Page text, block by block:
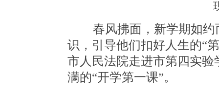
春风拂面，新学期如约
识，引导他们扣好人生的“
市人民法院走进市第四实
满的“开学第一课”。